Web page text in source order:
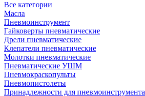
Все категории
Масла
Пневмоинструмент
Гайковерты пневматические
Дрели пневматические
Клепатели пневматические
Молотки пневматические
Пневматические УШМ
Пневмокраскопульты
Пневмопистолеты
Принадлежности для пневмоинструмента